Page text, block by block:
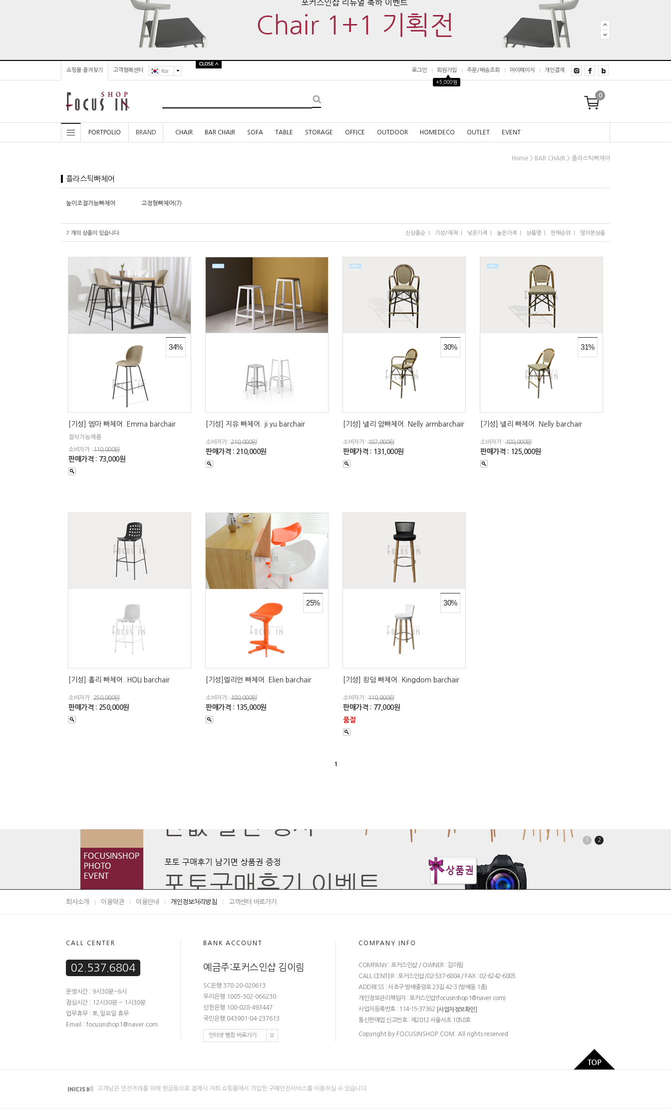
쇼핑몰 즐겨찾기 고객행복센터 Kor 로그인 회원가입
▲
+5,000원
주문/배송조회 마이페이지 개인결제
0
PORTPOLIO BRAND CHAIR BAR CHAIR SOFA TABLE STORAGE OFFICE OUTDOOR HOMEDECO OUTLET EVENT
Home > BAR CHAIR > 플라스틱빠체어
플라스틱빠체어
높이조절가능빠체어 고정형빠체어(7)
7 개의 상품이 있습니다. 신상품순 기성/제작I 낮은가격 높은가격 상품명 판매순위 많이본상품
34%
[기성] 엠마 빠체어. Emma barchair
절삭가능제품
소비자가 :110,000원
판매가격 : 73,000원
[기성] 지유 빠체어. ji yu barchair
소비자가 :210,000원
판매가격 : 210,000원
30%
[기성] 넬리 암빠체어. Nelly armbarchair
소비자가 :187,000원
판매가격 : 131,000원
31%
[기성] 넬리 빠체어. Nelly barchair
소비자가 :180,000원
판매가격 : 125,000원
[기성] 홀리 빠체어. HOLI barchair
소비자가 :250,000원
판매가격 : 250,000원
25%
[기성]엘리언 빠체어. Elien barchair
소비자가 :180,000원
판매가격 : 135,000원
30%
[기성] 킹덤 빠체어. Kingdom barchair
소비자가 :110,000원
판매가격 : 77,000원
품절
1
1 2
회사소개 이용약관 이용안내 개인정보처리방침 고객센터 바로가기
CALL CENTER
02.537.6804
운영시간 : 9시30분~6시
점심시간 : 12시30분 ~ 1시30분
업무휴무 : 토,일요일 휴무
Email : focusinshop1@naver.com
BANK ACCOUNT
예금주:포커스인샵 김이림
SC은행 378-20-020613
우리은행 1005-302-066230
신한은행 100-028-493447
국민은행 043901-04-237613
인터넷 뱅킹 바로가기
COMPANY INFO
COMPANY : 포커스인샵 / OWNER : 김이림
CALL CENTER : 포커스인샵/02-537-6804 / FAX : 02-6242-6805
ADDRESS : 서초구 방배중앙로 23길 42-3 (방배동 1층)
개인정보관리책임자 : 포커스인샵(focusinshop1@naver.com)
사업자등록번호 : 114-15-37362 [사업자정보확인]
통신판매업 신고번호 : 제2012 서울서초 1058호
Copyright by FOCUSINSHOP.COM. All rights reserved
고객님은 안전거래를 위해 현금등으로 결제시 저희 쇼핑몰에서 가입한 구매안전서비스를 이용하실 수 있습니다.